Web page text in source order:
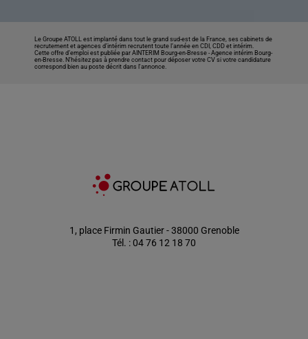
Le Groupe ATOLL est implanté dans tout le grand sud-est de la France, ses cabinets de
recrutement et agences d’intérim recrutent toute l’année en CDI, CDD et intérim.
Cette offre d’emploi est publiée par AINTERIM Bourg-en-Bresse -Agence intérim Bourg-
en-Bresse. N’hésitez pas à prendre contact pour déposer votre CV si votre candidature
correspond bien au poste décrit dans l'annonce.
1, place Firmin Gautier - 38000 Grenoble
Tél. : 04 76 12 18 70